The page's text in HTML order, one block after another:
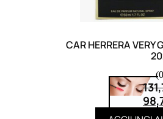
CAR HERRERA VERY